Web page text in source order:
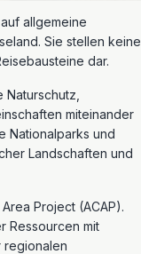
allgemeine
Sie stellen keine
dar.
miteinander
Nationalparks und
Landschaften und
Project (ACAP).
Ressourcen mit
regionalen